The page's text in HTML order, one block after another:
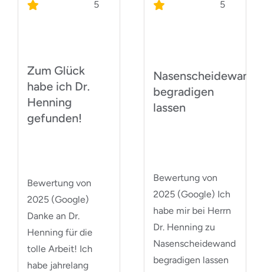
5
Zum Glück
habe ich Dr.
Henning
gefunden!
Bewertung von
2025 (Google)
Danke an Dr.
Henning für die
tolle Arbeit! Ich
habe jahrelang
5
Nasenscheidewand
begradigen
lassen
Bewertung von
2025 (Google) Ich
habe mir bei Herrn
Dr. Henning zu
Nasenscheidewand
begradigen lassen